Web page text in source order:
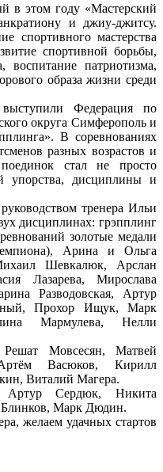
в этом году «Мастерский
и джиу-джитсу.
спортивного мастерства
спортивной борьбы,
воспитание патриотизма,
образа жизни среди
выступили Федерация по
округа Симферополь и
В соревнованиях
разных возрастов и
стал не просто
упорства, дисциплины и
тренера Ильи
дисциплинах: грэпплинг
золотые медали
Арина и Ольга
Шевкалюк, Арслан
Лазарева, Мирослава
Разводовская, Артур
Прохор Ищук, Марк
Мармулева, Нелли
Решат Мовсесян, Матвей
Васюков, Кирилл
Виталий Магера.
Артур Сердюк, Никита
Блинков, Марк Дюдин.
желаем удачных стартов